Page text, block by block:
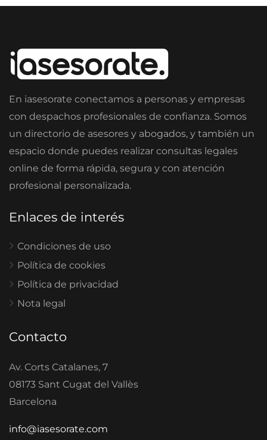
En iasesorate conectamos a personas y empresas
con despachos profesionales de confianza. Somos
un directorio de asesores y abogados, y también un
espacio donde puedes realizar consultas legales
online de forma rápida, segura y con atención
profesional personalizada.
Enlaces de interés
Condiciones de uso
Política de cookies
Política de privacidad
Nota legal
Contacto
Av. Corts Catalanes, 7
08173 Sant Cugat del Vallès
Barcelona
info@iasesorate.com